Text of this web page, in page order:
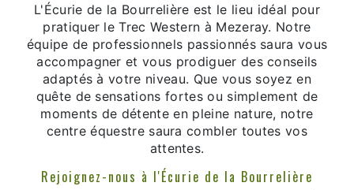
L'Écurie de la Bourrelière est le lieu idéal pour
pratiquer le Trec Western à Mezeray. Notre
équipe de professionnels passionnés saura vous
accompagner et vous prodiguer des conseils
adaptés à votre niveau. Que vous soyez en
quête de sensations fortes ou simplement de
moments de détente en pleine nature, notre
centre équestre saura combler toutes vos
attentes.
Rejoignez-nous à l'Écurie de la Bourrelière